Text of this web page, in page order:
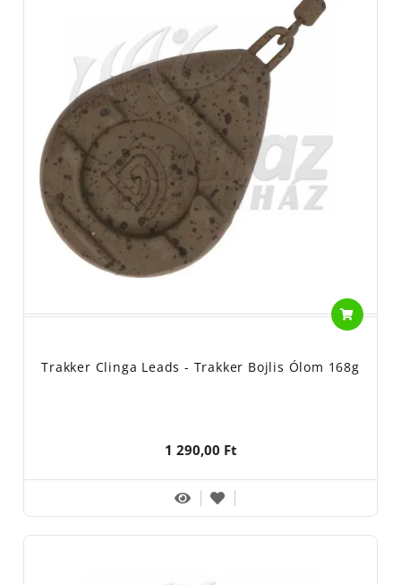
Trakker Clinga Leads - Trakker Bojlis Ólom 168g
1 290,00 Ft